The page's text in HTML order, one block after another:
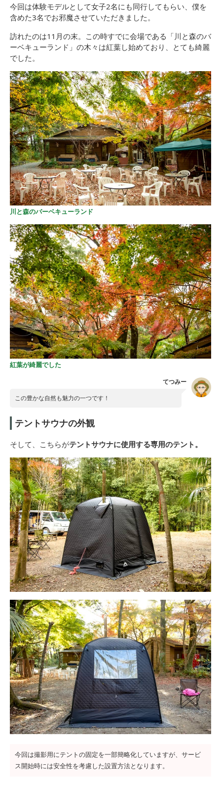
今回は体験モデルとして女子2名にも同行してもらい、僕を
含めた3名でお邪魔させていただきました。
訪れたのは11月の末。この時すでに会場である「川と森のバ
ーベキューランド」の木々は紅葉し始めており、とても綺麗
でした。
川と森のバーベキューランド
紅葉が綺麗でした
てつみー
この豊かな自然も魅力の一つです！
テントサウナの外観
そして、こちらがテントサウナに使用する専用のテント。
今回は撮影用にテントの固定を一部簡略化していますが、サービ
ス開始時には安全性を考慮した設置方法となります。